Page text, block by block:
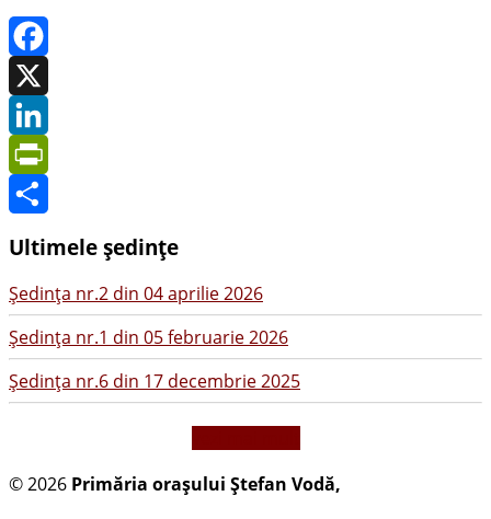
Facebook
X
LinkedIn
PrintFriendly
Share
Ultimele ședințe
Şedinţa nr.2 din 04 aprilie 2026
Şedinţa nr.1 din 05 februarie 2026
Şedinţa nr.6 din 17 decembrie 2025
© 2026 Primăria oraşului Ştefan Vodă,